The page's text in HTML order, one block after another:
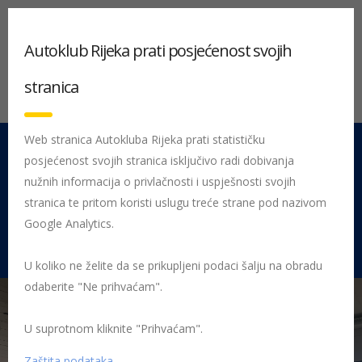
051 212 442 Centrala
Pon - Pet 08:00 - 16:00
Rujevica 9/1, 51000 Rijeka
Početna AUTOKLUB RIJEKA – tehničko servisni centar
Autoklub Rijeka prati posjećenost svojih
stranica
Web stranica Autokluba Rijeka prati statističku
posjećenost svojih stranica isključivo radi dobivanja
nužnih informacija o privlačnosti i uspješnosti svojih
stranica te pritom koristi uslugu treće strane pod nazivom
Google Analytics.
U koliko ne želite da se prikupljeni podaci šalju na obradu
odaberite "Ne prihvaćam".
U suprotnom kliknite "Prihvaćam".